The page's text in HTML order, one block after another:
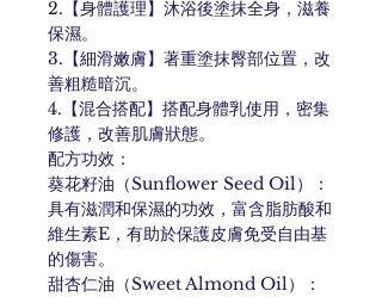
2.【身體護理】沐浴後塗抹全身，滋養
保濕。
3.【細滑嫩膚】著重塗抹臀部位置，改
善粗糙暗沉。
4.【混合搭配】搭配身體乳使用，密集
修護，改善肌膚狀態。
配方功效：
葵花籽油（Sunflower Seed Oil）：
具有滋潤和保濕的功效，富含脂肪酸和
維生素E，有助於保護皮膚免受自由基
的傷害。
甜杏仁油（Sweet Almond Oil）：